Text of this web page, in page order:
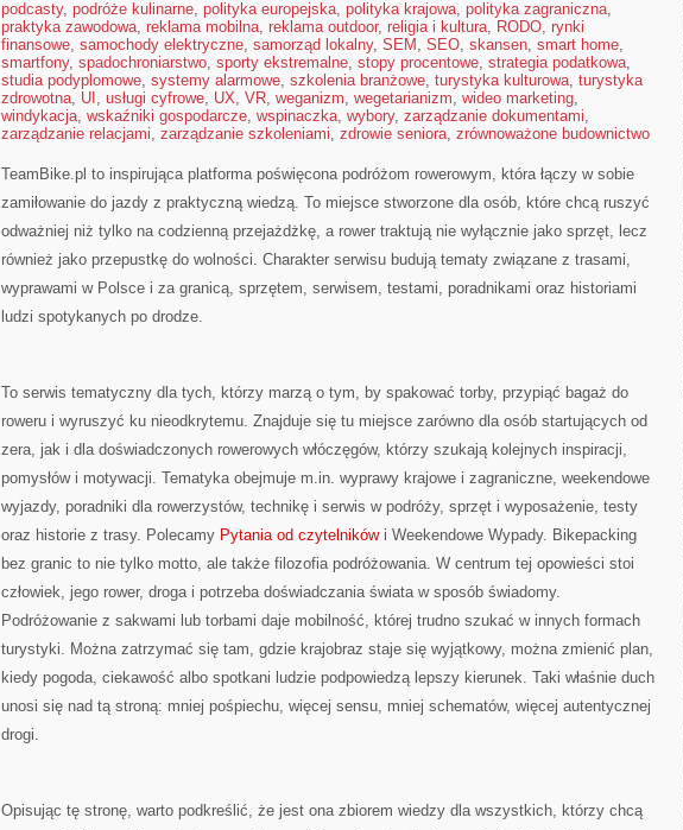
podcasty, podróże kulinarne, polityka europejska, polityka krajowa, polityka zagraniczna,
praktyka zawodowa, reklama mobilna, reklama outdoor, religia i kultura, RODO, rynki
finansowe, samochody elektryczne, samorząd lokalny, SEM , SEO, skansen, smart home,
smartfony, spadochroniarstwo, sporty ekstremalne, stopy procentowe, strategia podatkowa,
studia podyplomowe, systemy alarmowe, szkolenia branżowe, turystyka kulturowa, turystyka
zdrowotna, UI , usługi cyfrowe, UX, VR, weganizm, wegetarianizm, wideo marketing,
windykacja, wskaźniki gospodarcze, wspinaczka, wybory, zarządzanie dokumentami,
zarządzanie relacjami, zarządzanie szkoleniami, zdrowie seniora, zrównoważone budownictwo
TeamBike.pl to inspirująca platforma poświęcona podróżom rowerowym, która łączy w sobie
zamiłowanie do jazdy z praktyczną wiedzą. To miejsce stworzone dla osób, które chcą ruszyć
odważniej niż tylko na codzienną przejażdżkę, a rower traktują nie wyłącznie jako sprzęt, lecz
również jako przepustkę do wolności. Charakter serwisu budują tematy związane z trasami,
wyprawami w Polsce i za granicą, sprzętem, serwisem, testami, poradnikami oraz historiami
ludzi spotykanych po drodze.
To serwis tematyczny dla tych, którzy marzą o tym, by spakować torby, przypiąć bagaż do
roweru i wyruszyć ku nieodkrytemu. Znajduje się tu miejsce zarówno dla osób startujących od
zera, jak i dla doświadczonych rowerowych włóczęgów, którzy szukają kolejnych inspiracji,
pomysłów i motywacji. Tematyka obejmuje m.in. wyprawy krajowe i zagraniczne, weekendowe
wyjazdy, poradniki dla rowerzystów, technikę i serwis w podróży, sprzęt i wyposażenie, testy
oraz historie z trasy. Polecamy Pytania od czytelnikówi Weekendowe Wypady. Bikepacking
bez granic to nie tylko motto, ale także filozofia podróżowania. W centrum tej opowieści stoi
człowiek, jego rower, droga i potrzeba doświadczania świata w sposób świadomy.
Podróżowanie z sakwami lub torbami daje mobilność, której trudno szukać w innych formach
turystyki. Można zatrzymać się tam, gdzie krajobraz staje się wyjątkowy, można zmienić plan,
kiedy pogoda, ciekawość albo spotkani ludzie podpowiedzą lepszy kierunek. Taki właśnie duch
unosi się nad tą stroną: mniej pośpiechu, więcej sensu, mniej schematów, więcej autentycznej
drogi.
Opisując tę stronę, warto podkreślić, że jest ona zbiorem wiedzy dla wszystkich, którzy chcą